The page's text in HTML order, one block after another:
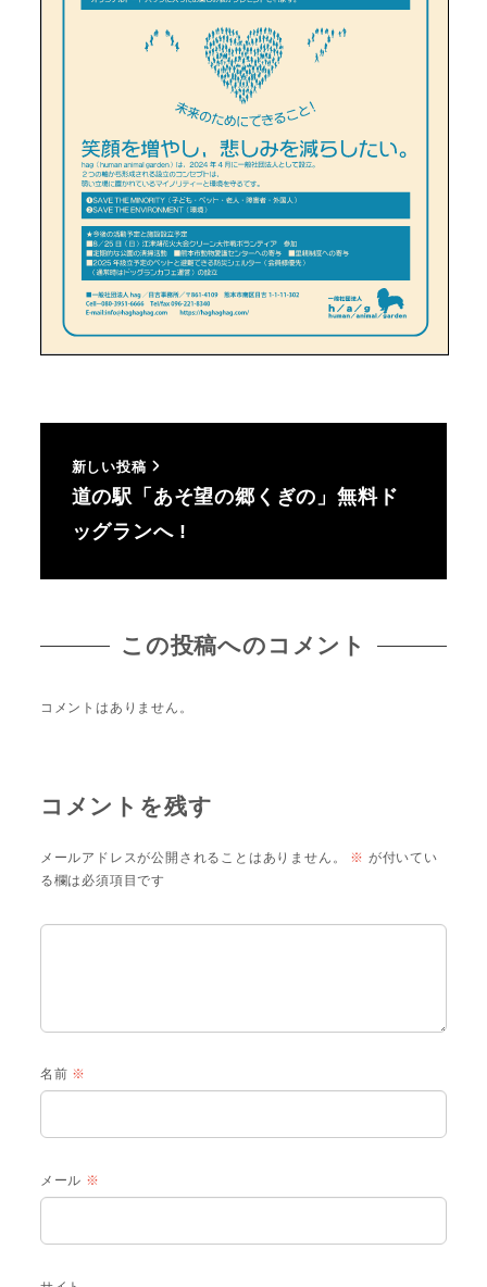
新しい投稿
道の駅「あそ望の郷くぎの」無料ド
ッグランへ !
この投稿へのコメント
コメントはありません。
コメントを残す
メールアドレスが公開されることはありません。 ※ が付いてい
る欄は必須項目です
名前 ※
メール ※